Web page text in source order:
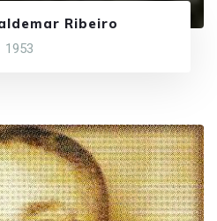
Ribeiro
1953